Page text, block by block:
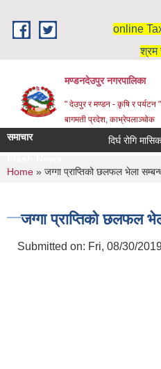
online
श्रम
मण्डनदेउपुर नगरपालिका
" देउपुर र मण्डन - कृषि र पर्यटन "
बागमती प्रदेश, काभ्रेपलाञ्चोक
समाचार दिर्घ रोगि
You are here
Home » जग्गा प्राप्‍तिको छलफल भेला
जग्गा प्राप्‍तिको छलफल
Submitted on: Fri, 08/30/